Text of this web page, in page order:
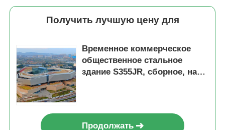
Получить лучшую цену для
Временное коммерческое
общественное стальное
здание S355JR, сборное, на
Продолжать